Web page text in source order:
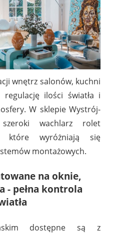
wnętrz salonów, kuchni
regulację ilości światła i
W sklepie Wystrój-
wachlarz rolet
które wyróżniają się
montażowych.
na oknie,
- pełna kontrola
dostępne są z